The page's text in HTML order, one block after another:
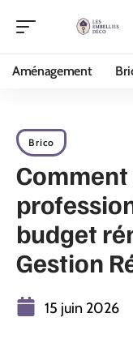
Aménagement
Brico
budget
Gestion
15 juin 2026